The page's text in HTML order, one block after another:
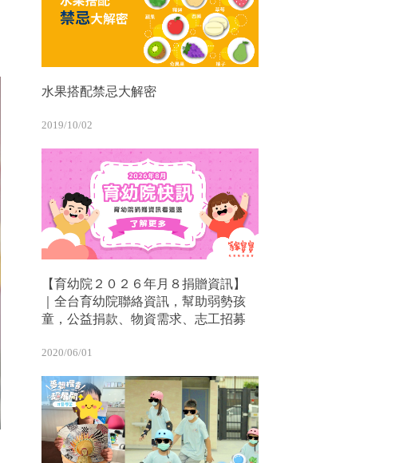
水果搭配禁忌大解密
2019/10/02
【育幼院２０２６年月８捐贈資訊】
｜全台育幼院聯絡資訊，幫助弱勢孩
童，公益捐款、物資需求、志工招募
2020/06/01